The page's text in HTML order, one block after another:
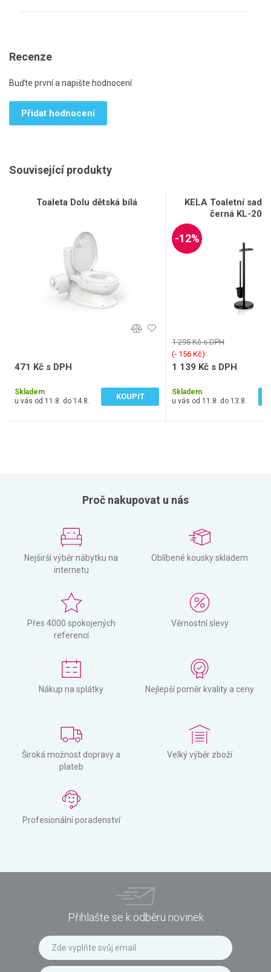
Recenze
Buďte první a napište hodnocení
Přidat hodnocení
Související produkty
Toaleta Dolu dětská bílá
471 Kč s DPH
Skladem
u vás od 11.8. do 14.8.
KOUPIT
KELA Toaletní sada
černá KL-
-12%
1 295 Kč s DPH
(‐ 156 Kč)
1 139 Kč s DPH
Skladem
u vás od 11.8. do 13.8.
Proč nakupovat u nás
Nejširší výběr nábytku na
internetu
Oblíbené kousky skladem
Přes 4000 spokojených
referencí
Věrnostní slevy
Nákup na splátky Nejlepší poměr kvality a ceny
Široká možnost dopravy a
plateb
Velký výběr zboží
Profesionální poradenství
Přihlašte se k odběru novinek